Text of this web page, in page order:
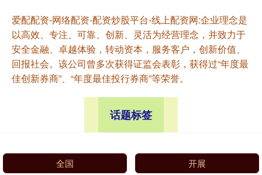
爱配配资-网络配资-配资炒股平台-线上配资网:企业理念是
以高效、专注、可靠、创新、灵活为经营理念，并致力于
安全金融、卓越体验，转动资本，服务客户，创新价值、
回报社会。该公司曾多次获得证监会表彰，获得过“年度最
佳创新券商”、“年度最佳投行券商”等荣誉。
话题标签
全国 开展